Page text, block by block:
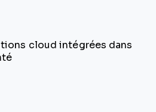
cloud intégrées dans